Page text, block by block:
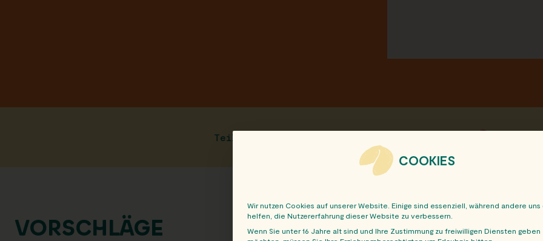
Teile diesen Beitrag mit deinen Freunden:
VORSCHLÄGE
COOKIES
Wir nutzen Cookies auf unserer Website. Einige sind essenziell, während andere uns
helfen, die Nutzererfahrung dieser Website zu verbessern.
Wenn Sie unter 16 Jahre alt sind und Ihre Zustimmung zu freiwilligen Diensten geben